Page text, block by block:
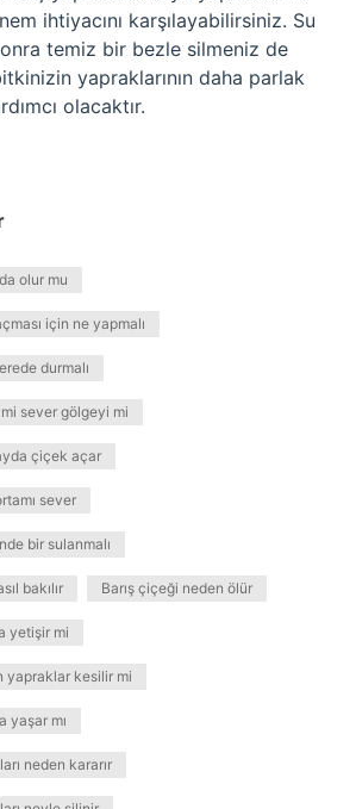
ihtiyacını karşılayabilirsiniz. Su
temiz bir bezle silmeniz de
yapraklarının daha parlak
olacaktır.
olur mu
için ne yapmalı
durmalı
sever gölgeyi mi
çiçek açar
sever
bir sulanmalı
bakılır Barış çiçeği neden ölür
yetişir mi
yapraklar kesilir mi
yaşar mı
neden kararır